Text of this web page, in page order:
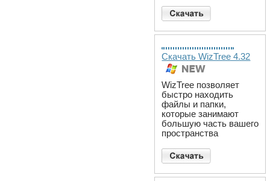
Скачать WizTree 4.32
WizTree позволяет
быстро находить
файлы и папки,
которые занимают
большую часть вашего
пространства